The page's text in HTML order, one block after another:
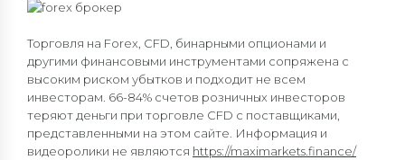
Торговля на Forex, CFD, бинарными опционами и
другими финансовыми инструментами сопряжена с
высоким риском убытков и подходит не всем
инвесторам. 66-84% счетов розничных инвесторов
теряют деньги при торговле CFD с поставщиками,
представленными на этом сайте. Информация и
видеоролики не являются https://maximarkets.finance/